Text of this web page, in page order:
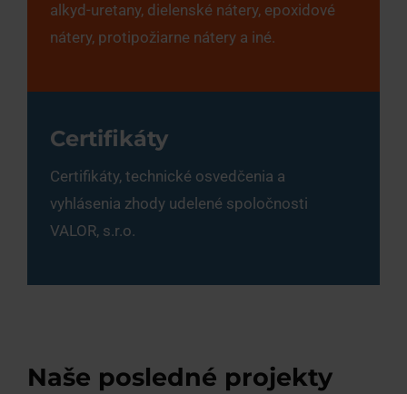
alkyd-uretany, dielenské nátery, epoxidové
nátery, protipožiarne nátery a iné.
Certifikáty
Certifikáty, technické osvedčenia a
vyhlásenia zhody udelené spoločnosti
VALOR, s.r.o.
Naše posledné projekty